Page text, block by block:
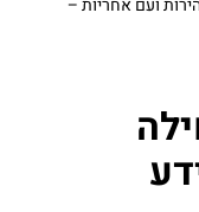
ועם אחריות –